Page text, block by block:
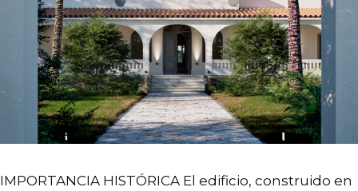
IMPORTANCIA HISTÓRICA El edificio, construido en